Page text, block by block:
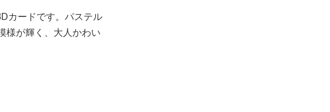
カードです。パステル
様が輝く、大人かわい